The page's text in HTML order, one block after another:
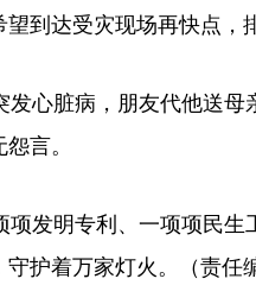
到达受灾现场再快点，
心脏病，朋友代他送母
言。
发明专利、一项项民生
护着万家灯火。（责任